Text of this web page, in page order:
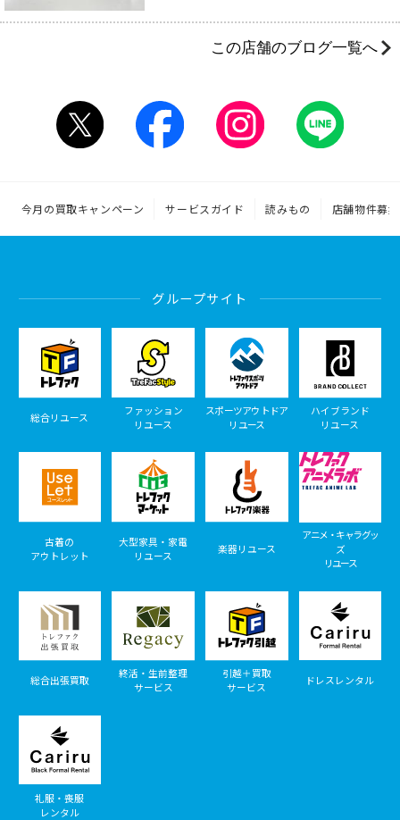
この店舗のブログ一覧へ
今月の買取キャンペーン サービスガイド 読みもの 店舗物件募集
グループサイト
総合リユース
ファッション
リユース
スポーツアウトドア
リユース
ハイブランド
リユース
古着の
アウトレット
大型家具・家電
リユース
楽器リユース
アニメ・キャラグッ
ズ
リユース
総合出張買取
終活・生前整理
サービス
引越＋買取
サービス
ドレスレンタル
礼服・喪服
レンタル